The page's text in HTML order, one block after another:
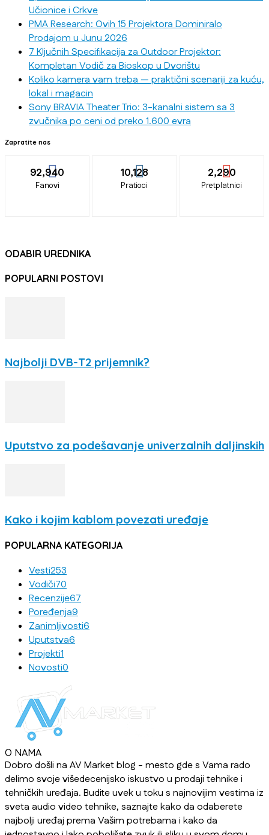
Učionice i Crkve
PMA Research: Ovih 15 Projektora Dominiralo
Prodajom u Junu 2026
7 Ključnih Specifikacija za Outdoor Projektor:
Kompletan Vodič za Bioskop u Dvorištu
Koliko kamera vam treba — praktični scenariji za kuću,
lokal i magacin
Sony BRAVIA Theater Trio: 3-kanalni sistem sa 3
zvučnika po ceni od preko 1.600 evra
Zapratite nas
92,940
Fanovi
10,128
Pratioci
2,290
Pretplatnici
ODABIR UREDNIKA
POPULARNI POSTOVI
Najbolji DVB-T2 prijemnik?
Uputstvo za podešavanje univerzalnih daljinskih
Kako i kojim kablom povezati uređaje
POPULARNA KATEGORIJA
Vesti253
Vodiči70
Recenzije67
Poređenja9
Zanimljivosti6
Uputstva6
Projekti1
Novosti0
O NAMA
Dobro došli na AV Market blog - mesto gde s Vama rado
delimo svoje višedecenijsko iskustvo u prodaji tehnike i
tehničkih uređaja. Budite uvek u toku s najnovijim vestima iz
sveta audio video tehnike, saznajte kako da odaberete
najbolji uređaj prema Vašim potrebama i kako da